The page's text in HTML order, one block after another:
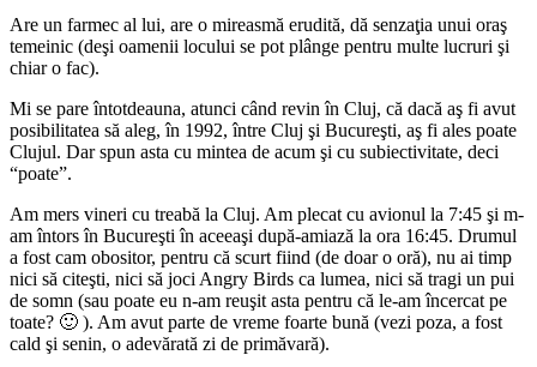
Are un farmec al lui, are o mireasmă erudită, dă senzaţia unui oraş
temeinic (deşi oamenii locului se pot plânge pentru multe lucruri şi
chiar o fac).
Mi se pare întotdeauna, atunci când revin în Cluj, că dacă aş fi avut
posibilitatea să aleg, în 1992, între Cluj şi Bucureşti, aş fi ales poate
Clujul. Dar spun asta cu mintea de acum şi cu subiectivitate, deci
“poate”.
Am mers vineri cu treabă la Cluj. Am plecat cu avionul la 7:45 şi m-
am întors în Bucureşti în aceeaşi după-amiază la ora 16:45. Drumul
a fost cam obositor, pentru că scurt fiind (de doar o oră), nu ai timp
nici să citeşti, nici să joci Angry Birds ca lumea, nici să tragi un pui
de somn (sau poate eu n-am reuşit asta pentru că le-am încercat pe
toate? 🙂 ). Am avut parte de vreme foarte bună (vezi poza, a fost
cald şi senin, o adevărată zi de primăvară).